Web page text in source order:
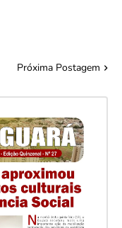
Próxima Postagem